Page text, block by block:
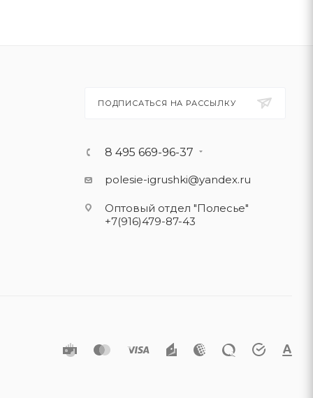
ПОДПИСАТЬСЯ НА РАССЫЛКУ
8 495 669-96-37
polesie-igrushki@yandex.ru
Оптовый отдел "Полесье"
+7(916)479-87-43